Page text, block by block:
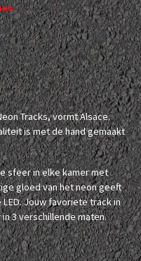
Tracks, vormt Alsace.
is met de hand gemaakt
sfeer in elke kamer met
gloed van het neon geeft
Jouw favoriete track in
3 verschillende maten.